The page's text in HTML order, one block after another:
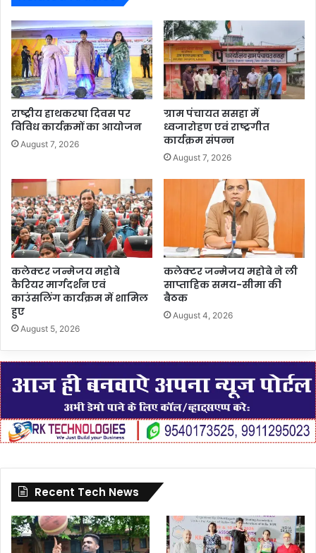
राष्ट्रीय हाथकरघा दिवस पर
विविध कार्यक्रमों का आयोजन
August 7, 2026
ग्राम पंचायत ससहा में
ध्वजारोहण एवं राष्ट्रगीत
कार्यक्रम संपन्न
August 7, 2026
कलेक्टर जन्मेजय महोबे
कैरियर मार्गदर्शन एवं
काउंसलिंग कार्यक्रम में शामिल
हुए
August 5, 2026
कलेक्टर जन्मेजय महोबे ने ली
साप्ताहिक समय-सीमा की
बैठक
August 4, 2026
Recent Tech News